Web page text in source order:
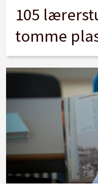
105
tomme